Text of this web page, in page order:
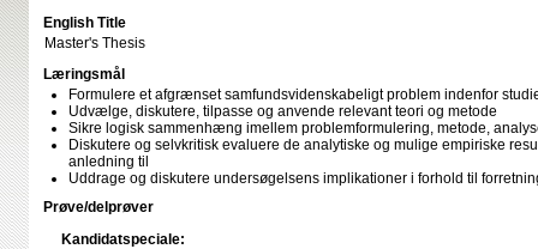
English Title
Master's Thesis
Læringsmål
Formulere et afgrænset samfundsvidenskabeligt problem indenfor
Udvælge, diskutere, tilpasse og anvende relevant teori og metode
Sikre logisk sammenhæng imellem problemformulering, metode,
Diskutere og selvkritisk evaluere de analytiske og mulige empiriske
anledning til
Uddrage og diskutere undersøgelsens implikationer i forhold til
Prøve/delprøver
Kandidatspeciale: